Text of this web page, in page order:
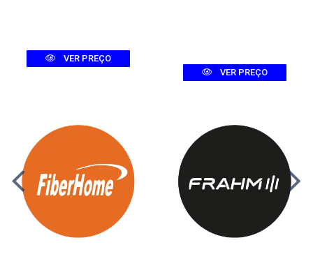
VER PREÇO
VER PREÇO